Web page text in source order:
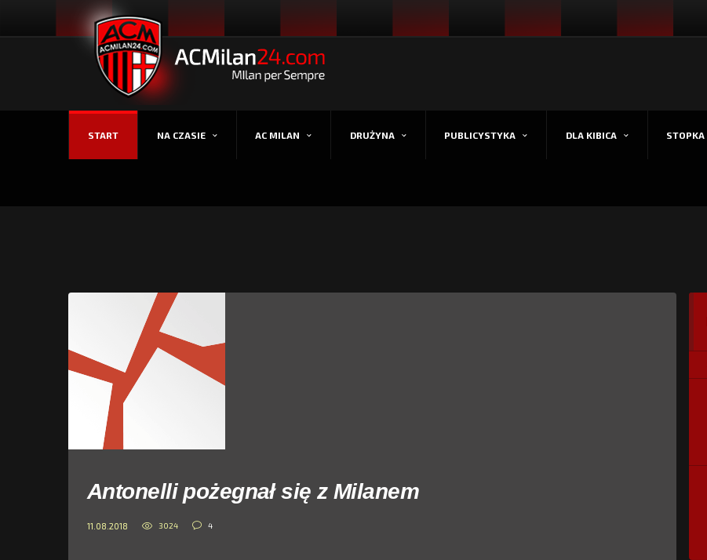
START NA CZASIE AC MILAN DRUŻYNA PUBLICYSTYKA DLA KIBICA STOPKA
Antonelli pożegnał się z Milanem
11.08.2018 3024 4